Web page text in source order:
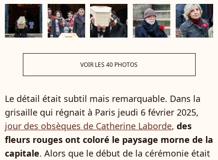
VOIR LES 40 PHOTOS
Le détail était subtil mais remarquable. Dans la
grisaille qui régnait à Paris jeudi 6 février 2025,
jour des obsèques de Catherine Laborde, des
fleurs rouges ont coloré le paysage morne de la
capitale. Alors que le début de la cérémonie était